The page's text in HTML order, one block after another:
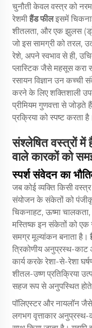
चुनौती केवल वस्त्र को
रेशमीहैंड फीलइसमें
शीतलता, और एक झुलस
जो इस सामग्री को तरल,
रेशे, अपने स्वभाव से ही,
प्लास्टिक जैसे महसूस करा
रसायन विज्ञान उन कच्ची
करने के लिए शक्तिशाली
प्रीमियम गुणवत्ता से
प्रक्रिया को स्पष्ट करता
संश्लेषित वस्त्रों
वाले कारकों को
स्पर्श संवेदन का
जब कोई व्यक्ति किसी
संयोजन के संकेतों को
चिकनाहट, ऊष्मा
मस्तिष्क इन संकेतों को
समग्र मूल्यांकन बनाता है।
त्रिकोणीय अनुप्रस्थ-काट
कार्य करके रेशा-से-रेशा
शीतल-उष्ण प्रतिक्रिया
सहज रूप से अनुपस्थित
पॉलिएस्टर और नायलॉन जैसे
लगभग वृत्ताकार